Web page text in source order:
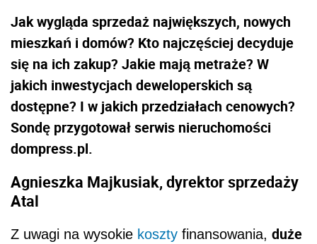
Jak wygląda sprzedaż największych, nowych
mieszkań i domów? Kto najczęściej decyduje
się na ich zakup? Jakie mają metraże? W
jakich inwestycjach deweloperskich są
dostępne? I w jakich przedziałach cenowych?
Sondę przygotował serwis nieruchomości
dompress.pl.
Agnieszka Majkusiak, dyrektor sprzedaży
Atal
Z uwagi na wysokie koszty finansowania, duże